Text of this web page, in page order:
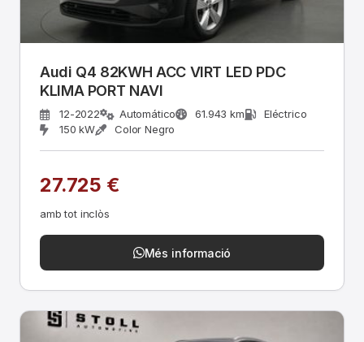
Audi Q4 82KWH ACC VIRT LED PDC
KLIMA PORT NAVI
12-2022 Automático 61.943 km
Eléctrico
150 kW
Color Negro
27.725 €
amb tot inclòs
Més informació